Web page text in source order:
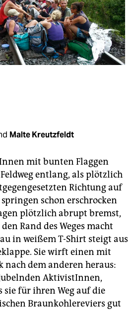
Malte Kreutzfeldt
mit bunten Flaggen
entlang, als plötzlich
Richtung auf
schon erschrocken
plötzlich abrupt bremst,
Rand des Weges macht
in weißem T-Shirt steigt aus
Sie wirft einen mit
nach dem anderen heraus:
AktivistInnen,
sie für ihren Weg auf die
Braunkohlereviers gut